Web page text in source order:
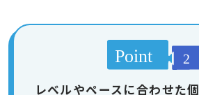
レベルやペースに合わせた